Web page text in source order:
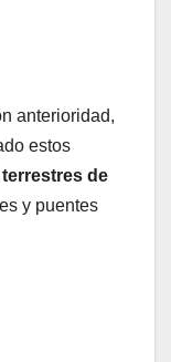
anterioridad,
estos
de
y puentes